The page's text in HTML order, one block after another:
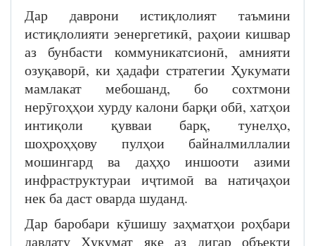
Дар даврони истиқлолият таъмини
истиқлолияти эенергетикӣ, раҳоии кишвар
аз бунбасти коммуникатсионӣ, амнияти
озуқаворӣ, ки ҳадафи стратегии Ҳукумати
мамлакат мебошанд, бо сохтмони
нерӯгоҳҳои хурду калони барқи обӣ, хатҳои
интиқоли қувваи барқ, тунелҳо,
шоҳроҳҳову пулҳои байналмиллалии
мошингард ва даҳҳо иншооти азими
инфраструктураи иҷтимоӣ ва натиҷаҳои
нек ба даст оварда шуданд.
Дар баробари кӯшишу заҳматҳои роҳбари
давлату Ҳукумат яке аз дигар объекти